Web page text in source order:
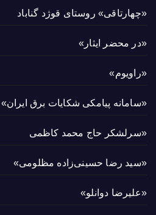
«چهارتاقی» روستای قوژد گناباد
«در محضر ایثار»
«راویوم»
«سامانه پیامکی شکایات برق ایران»
«سرلشکر حاج محمد کاظمی
«سید رضا حسینی‌زاده مظلومی»
«علیرضا دوانلو»